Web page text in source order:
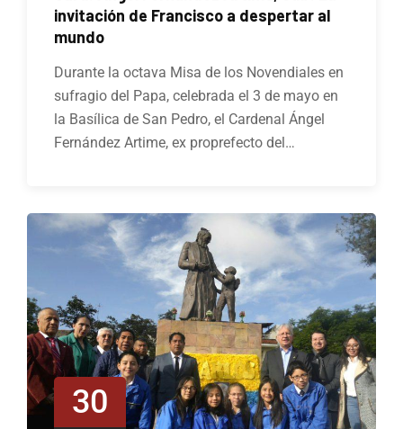
invitación de Francisco a despertar al
mundo
Durante la octava Misa de los Novendiales en
sufragio del Papa, celebrada el 3 de mayo en
la Basílica de San Pedro, el Cardenal Ángel
Fernández Artime, ex proprefecto del…
30